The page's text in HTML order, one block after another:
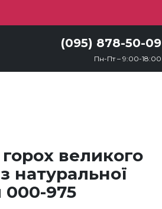
(095) 878-50-09
Пн-Пт – 9:00-18:00
горох великого
натуральної
000-975